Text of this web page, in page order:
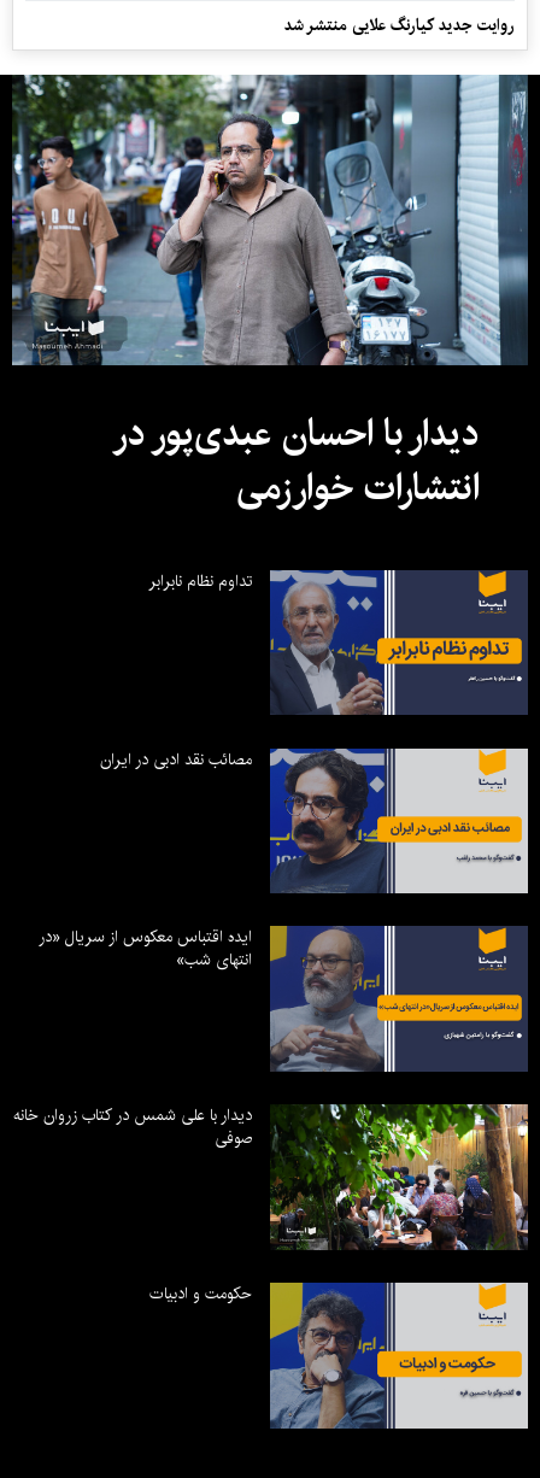
روایت جدید کیارنگ علایی منتشر شد
دیدار با احسان عبدی‌پور در
انتشارات خوارزمی
تداوم نظام نابرابر
مصائب نقد ادبی در ایران
ایده اقتباس معکوس از سریال «در
انتهای شب»
دیدار با علی شمس در کتاب زروان خانه
صوفی
حکومت و ادبیات